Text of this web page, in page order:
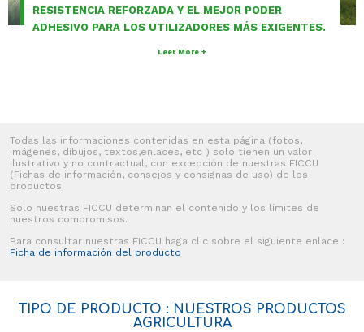
RESISTENCIA REFORZADA Y EL MEJOR PODER
ADHESIVO PARA LOS UTILIZADORES MÁS EXIGENTES.
Leer More +
Todas las informaciones contenidas en esta página (fotos,
imágenes, dibujos, textos,enlaces, etc ) solo tienen un valor
ilustrativo y no contractual, con excepción de nuestras FICCU
(Fichas de información, consejos y consignas de uso) de los
productos.
Solo nuestras FICCU determinan el contenido y los límites de
nuestros compromisos.
Para consultar nuestras FICCU haga clic sobre el siguiente enlace :
Ficha de información del producto
TIPO DE PRODUCTO : NUESTROS PRODUCTOS
AGRICULTURA